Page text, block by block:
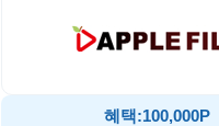
혜택:100,000P